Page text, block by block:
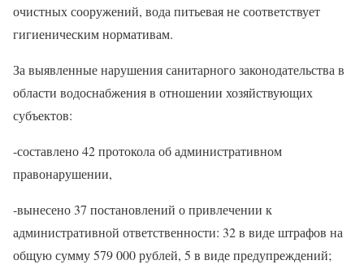
очистных сооружений, вода питьевая не соответствует
гигиеническим нормативам.
За выявленные нарушения санитарного законодательства в
области водоснабжения в отношении хозяйствующих
субъектов:
-составлено 42 протокола об административном
правонарушении,
-вынесено 37 постановлений о привлечении к
административной ответственности: 32 в виде штрафов на
общую сумму 579 000 рублей, 5 в виде предупреждений;